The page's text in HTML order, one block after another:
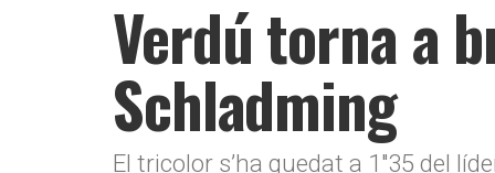
Verdú torna a
Schladming
El tricolor s’ha quedat a 1″35 del